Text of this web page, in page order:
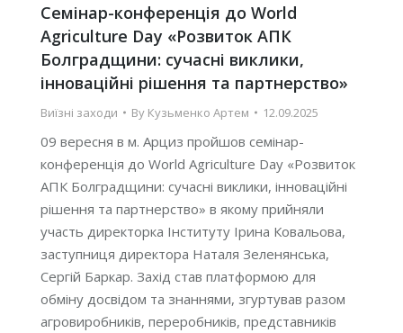
Семінар-конференція до World
Agriculture Day «Розвиток АПК
Болградщини: сучасні виклики,
інноваційні рішення та партнерство»
Виїзні заходи By Кузьменко Артем 12.09.2025
09 вересня в м. Арциз пройшов семінар-
конференція до World Agriculture Day «Розвиток
АПК Болградщини: сучасні виклики, інноваційні
рішення та партнерство» в якому прийняли
участь директорка Інституту Ірина Ковальова,
заступниця директора Наталя Зеленянська,
Сергій Баркар. Захід став платформою для
обміну досвідом та знаннями, згуртував разом
агровиробників, переробників, представників